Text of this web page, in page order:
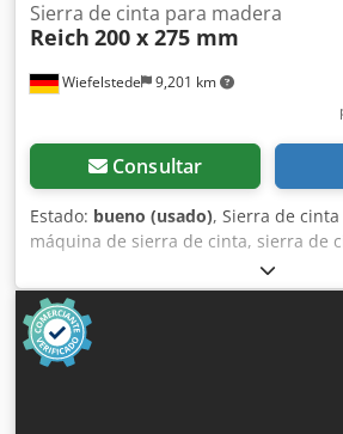
Wiefelstede 9,201 km
Sierra de cinta para madera
Reich 200 x 275 mm
Consultar
Estado: bueno (usado), Sierra de
máquina de sierra de cinta, sierra de
vertical, sierra para huesos, sierra de
para huesos, sierra de carnicero -
de cinta de mesa con bastidor - Motor:
Dkjdpfx Adeyvrd Tsljr - Ancho de corte
Altura de corte máxima: 275 mm -